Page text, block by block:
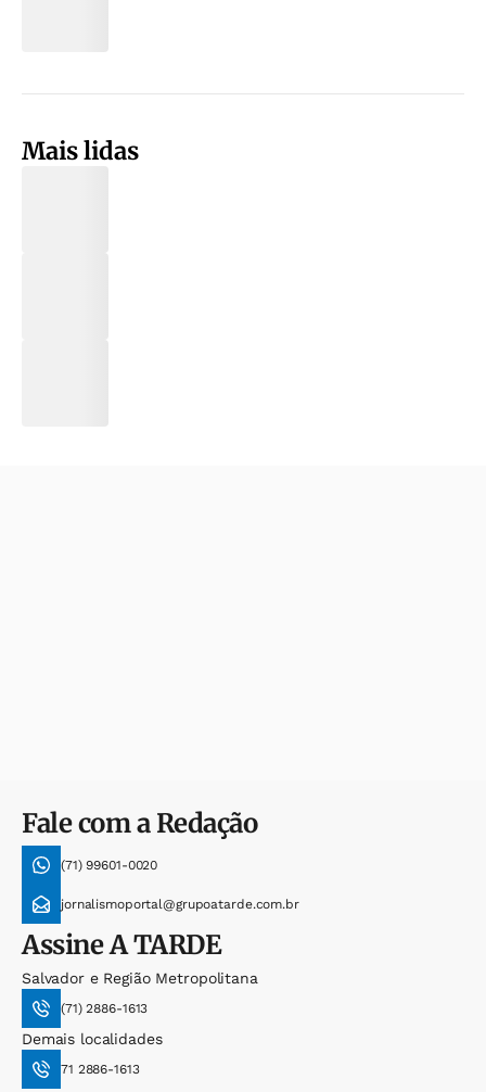
Mais lidas
Fale com a Redação
(71) 99601-0020
jornalismoportal@grupoatarde.com.br
AssineA TARDE
Salvador e Região Metropolitana
(71) 2886-1613
Demais localidades
71 2886-1613